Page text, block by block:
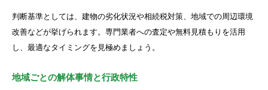
判断基準としては、建物の劣化状況や相続税対策、地域での周辺環境
改善などが挙げられます。専門業者への査定や無料見積もりを活用
し、最適なタイミングを見極めましょう。
地域ごとの解体事情と行政特性